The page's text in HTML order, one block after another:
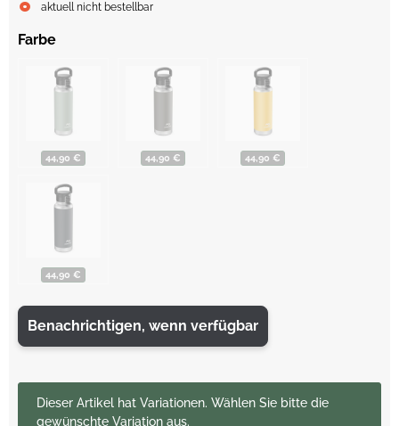
aktuell nicht bestellbar
Farbe
44,90 € 44,90 € 44,90 €
44,90 €
Benachrichtigen, wenn verfügbar
xDieser Artikel hat Variationen. Wählen Sie bitte die
gewünschte Variation aus.